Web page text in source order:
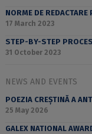
NORME DE
17 March 2023
STEP-BY-STEP
31 October 2023
NEWS AND EVENTS
POEZIA CREȘTINĂ A
25 May 2026
GALEX NATIONAL